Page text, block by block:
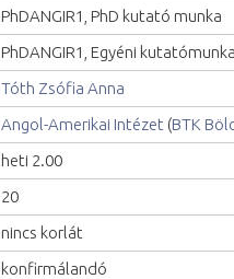
PhDANGIR1, PhD kutató munka
PhDANGIR1, Egyéni
Tóth Zsófia Anna
Angol-Amerikai Intézet (BTK
heti 2.00
20
nincs korlát
konfirmálandó